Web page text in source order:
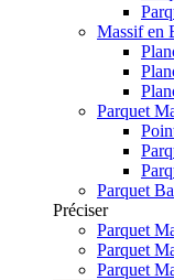
Massif en
Parquet
Parquet
Préciser
Parquet
Parquet
Parquet